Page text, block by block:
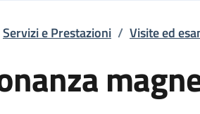
di pane
Servizi e Prestazioni / Visite ed